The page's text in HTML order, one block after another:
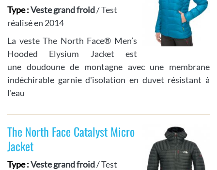
Type :Veste grand froid/ Test
réalisé en 2014
La veste The North Face® Men’s
Hooded Elysium Jacket est
une doudoune de montagne avec une membrane
indéchirable garnie d'isolation en duvet résistant à
l'eau
The North Face Catalyst Micro
Jacket
Type :Veste grand froid/ Test